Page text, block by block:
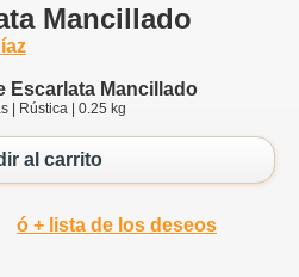
Mancillado
Escarlata Mancillado
| Rústica | 0.25 kg
al carrito
ó + lista de los deseos